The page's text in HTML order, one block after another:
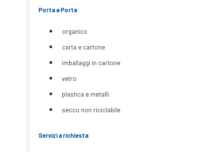
Porta a Porta
organico
carta e cartone
imballaggi in cartone
vetro
plastica e metalli
secco non riciclabile
Servizi a richiesta